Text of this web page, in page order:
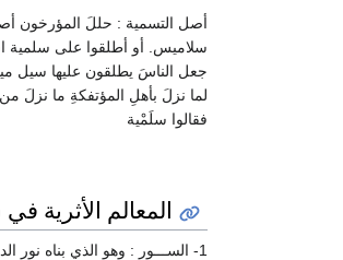
جعل الناسَ يطلقون عليها سيل
لما نزلَ بأهلِ المؤتفكةِ ما نزلَ
فقالوا سلَمْية
المعالم الأثرية
1- الســـور : وهو الذي بناه